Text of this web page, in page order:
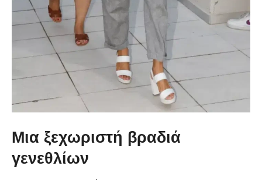
Μια ξεχωριστή βραδιά
γενεθλίων